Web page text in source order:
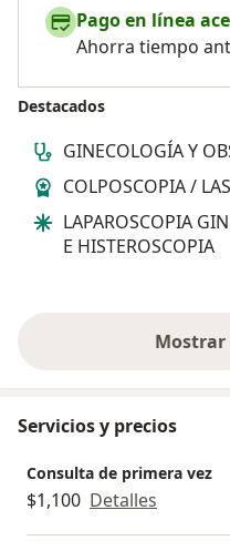
Pago en línea
Ahorra tiempo
Destacados
GINECOLOGÍA Y
COLPOSCOPIA /
LAPAROSCOPIA
E HISTEROSCOPIA
Mostrar
Servicios y precios
Consulta de primera vez
$1,100 Detalles